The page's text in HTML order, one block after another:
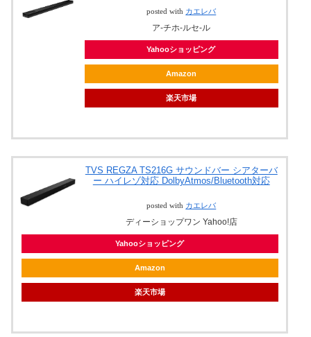
posted with カエレバ
ア-チホ-ルセ-ル
Yahooショッピング
Amazon
楽天市場
TVS REGZA TS216G サウンドバー シアターバ
ー ハイレゾ対応 DolbyAtmos/Bluetooth対応
posted with カエレバ
ディーショップワン Yahoo!店
Yahooショッピング
Amazon
楽天市場